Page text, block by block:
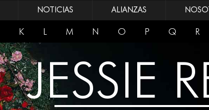
NOTICIAS ALIANZAS
K L M N O P Q R
JESSIE